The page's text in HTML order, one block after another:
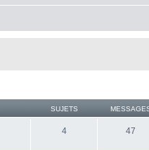
SUJETS
4 47